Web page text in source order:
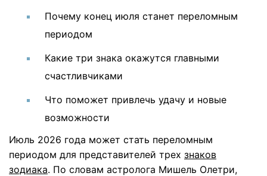
Почему конец июля станет переломным
периодом
Какие три знака окажутся главными
счастливчиками
Что поможет привлечь удачу и новые
возможности
Июль 2026 года может стать переломным
периодом для представителей трех знаков
зодиака. По словам астролога Мишель Олетри,